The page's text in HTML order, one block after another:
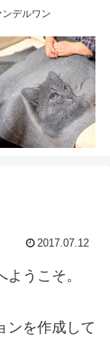
デルワン
2017.07.12
うこそ。
ンを作成して